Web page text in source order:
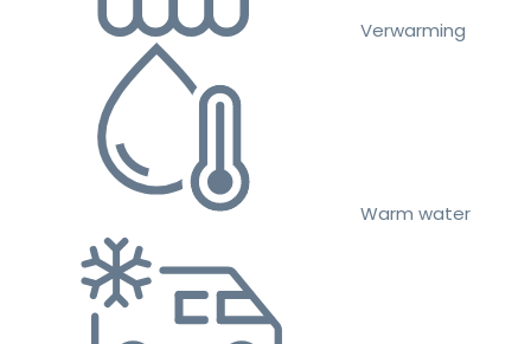
Verwarming
Warm water